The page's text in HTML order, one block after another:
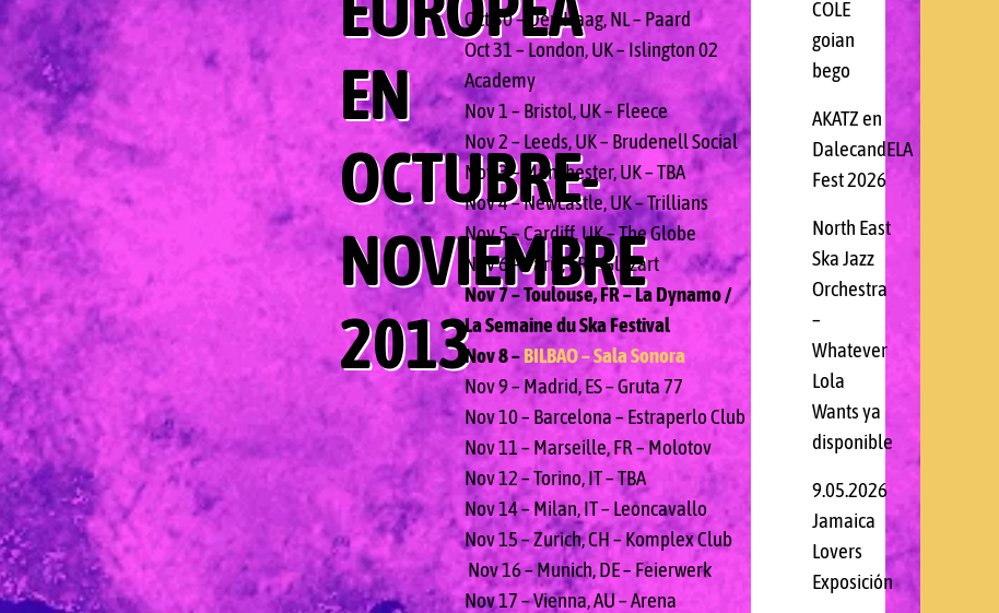
EN
OCTUBRE-
NOVIEMBRE
2013
Oct 30 – Den Haag, NL – Paard
Oct 31 – London, UK – Islington 02
Academy
Nov 1 – Bristol, UK – Fleece
Nov 2 – Leeds, UK – Brudenell Social
Nov 3 – Manchester, UK – TBA
Nov 4 – Newcastle, UK – Trillians
Nov 5 – Cardiff, UK – The Globe
Nov 6 – Paris, FR – Glazart
Nov 7 – Toulouse, FR – La Dynamo /
La Semaine du Ska Festival
Nov 8 –BILBAO – Sala Sonora
Nov 9 – Madrid, ES – Gruta 77
Nov 10 – Barcelona – Estraperlo Club
Nov 11 – Marseille, FR – Molotov
Nov 12 – Torino, IT – TBA
Nov 14 – Milan, IT – Leoncavallo
Nov 15 – Zurich, CH – Komplex Club
Nov 16 – Munich, DE – Feierwerk
Nov 17 – Vienna, AU – Arena
COLE
goian
bego
AKATZ en
DalecandELA
Fest 2026
North East
Ska Jazz
Orchestra
–
Whatever
Lola
Wants ya
disponible
9.05.2026
Jamaica
Lovers
Exposición